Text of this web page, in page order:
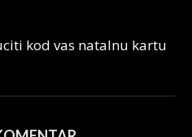
kod vas natalnu kartu